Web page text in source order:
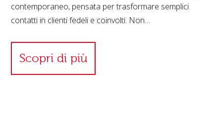
contemporaneo, pensata per trasformare semplici
contatti in clienti fedeli e coinvolti. Non…
Scopri di più